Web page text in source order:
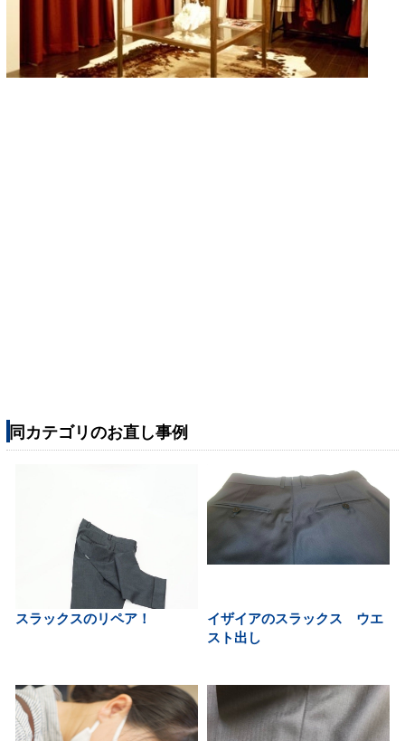
同カテゴリのお直し事例
スラックスのリペア！
イザイアのスラックス ウエ
スト出し